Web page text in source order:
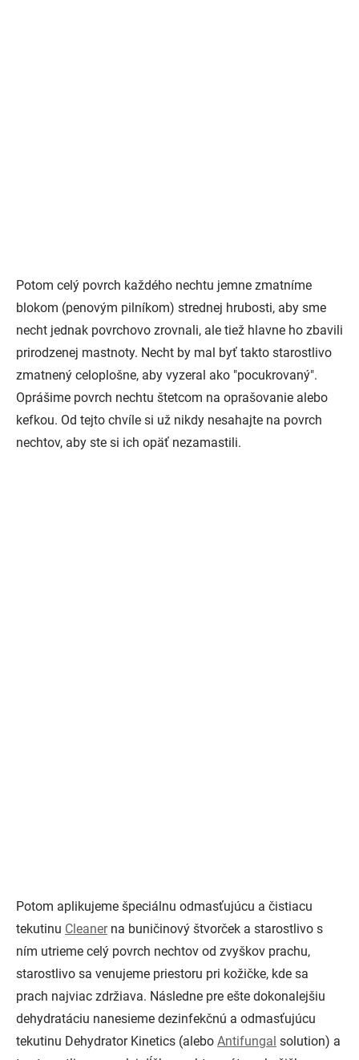
Potom celý povrch každého nechtu jemne zmatníme
blokom (penovým pilníkom) strednej hrubosti, aby sme
necht jednak povrchovo zrovnali, ale tiež hlavne ho zbavili
prirodzenej mastnoty. Necht by mal byť takto starostlivo
zmatnený celoplošne, aby vyzeral ako "pocukrovaný".
Oprášime povrch nechtu štetcom na oprašovanie alebo
kefkou. Od tejto chvíle si už nikdy nesahajte na povrch
nechtov, aby ste si ich opäť nezamastili.
Potom aplikujeme špeciálnu odmasťujúcu a čistiacu
tekutinu Cleanerna buničinový štvorček a starostlivo s
ním utrieme celý povrch nechtov od zvyškov prachu,
starostlivo sa venujeme priestoru pri kožičke, kde sa
prach najviac zdržiava. Následne pre ešte dokonalejšiu
dehydratáciu nanesieme dezinfekčnú a odmasťujúcu
tekutinu Dehydrator Kinetics (alebo Antifungal solution) a